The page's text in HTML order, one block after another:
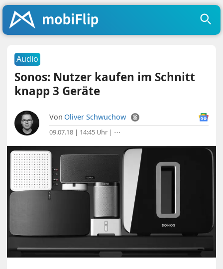
Audio
Sonos: Nutzer kaufen im Schnitt
knapp 3 Geräte
Von Oliver Schwuchow
09.07.18 | 14:45 Uhr | ⋯